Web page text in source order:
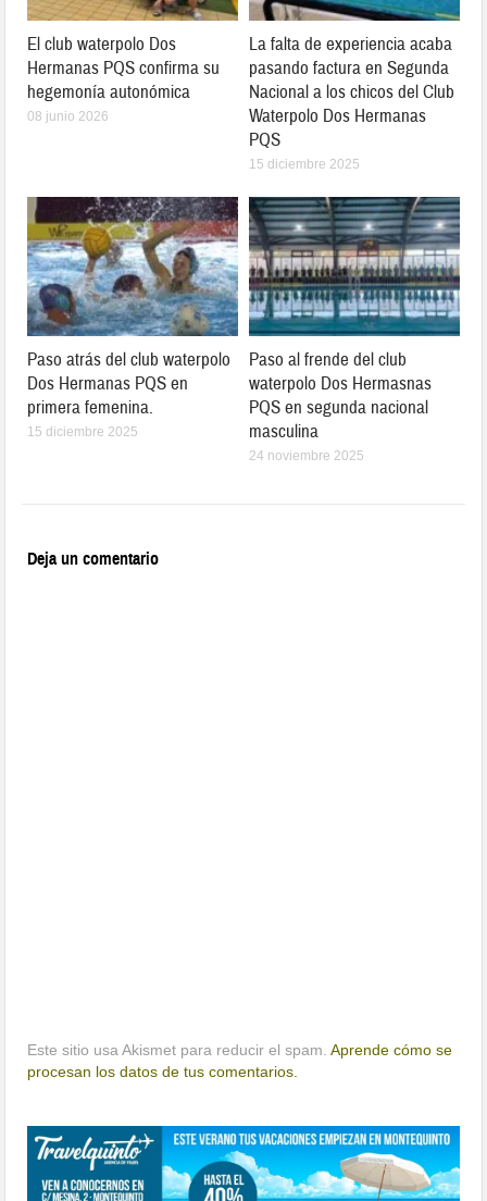
El club waterpolo Dos
Hermanas PQS confirma su
hegemonía autonómica
08 junio 2026
La falta de experiencia acaba
pasando factura en Segunda
Nacional a los chicos del Club
Waterpolo Dos Hermanas
PQS
15 diciembre 2025
Paso atrás del club waterpolo
Dos Hermanas PQS en
primera femenina.
15 diciembre 2025
Paso al frende del club
waterpolo Dos Hermasnas
PQS en segunda nacional
masculina
24 noviembre 2025
Deja un comentario
Este sitio usa Akismet para reducir el spam.Aprende cómo se
procesan los datos de tus comentarios.